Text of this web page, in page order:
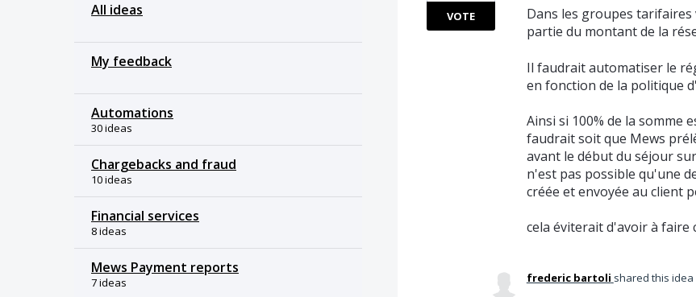
All ideas
My feedback
Automations
30 ideas
Chargebacks and fraud
10 ideas
Financial services
8 ideas
Mews Payment reports
7 ideas
Dans les groupes
partie du montant de la
Il faudrait automatiser le
en fonction de la politique
Ainsi si 100% de la somme
faudrait soit que Mews
avant le début du séjour
n'est pas possible qu'une
créée et envoyée au client
cela éviterait d'avoir à faire
VOTE
frederic bartoli shared this idea